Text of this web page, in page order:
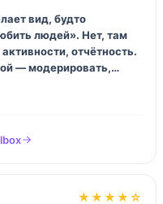
вид, будто
людей». Нет, там
отчётность.
— модерировать,
После курса
★★★★☆